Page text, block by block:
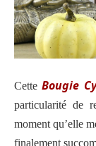
CetteBougie
particularité de
moment qu’elle
finalement